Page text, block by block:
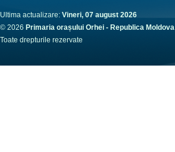
Ultima actualizare: Vineri, 07 august 2026
© 2026 Primaria orașului Orhei - Republica Moldova
Toate drepturile rezervate